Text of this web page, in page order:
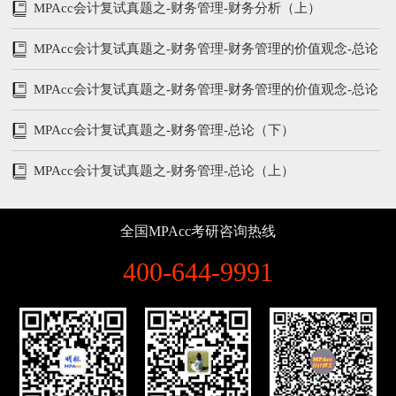
MPAcc会计复试真题之-财务管理-财务分析（上）
MPAcc会计复试真题之-财务管理-财务管理的价值观念-总论
（下）
MPAcc会计复试真题之-财务管理-财务管理的价值观念-总论
（上）
MPAcc会计复试真题之-财务管理-总论（下）
MPAcc会计复试真题之-财务管理-总论（上）
全国MPAcc考研咨询热线
400-644-9991